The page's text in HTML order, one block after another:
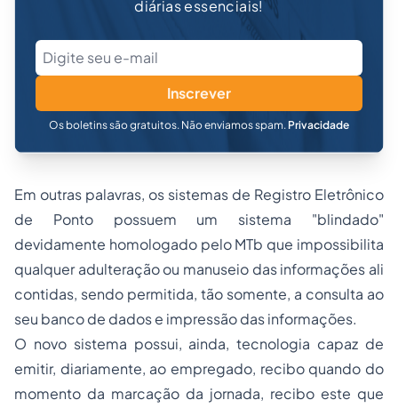
diárias essenciais!
Inscrever
Os boletins são gratuitos. Não enviamos spam. Privacidade
Em outras palavras, os sistemas de Registro Eletrônico
de Ponto possuem um sistema "blindado"
devidamente homologado pelo MTb que impossibilita
qualquer adulteração ou manuseio das informações ali
contidas, sendo permitida, tão somente, a consulta ao
seu banco de dados e impressão das informações.
O novo sistema possui, ainda, tecnologia capaz de
emitir, diariamente, ao empregado, recibo quando do
momento da marcação da jornada, recibo este que